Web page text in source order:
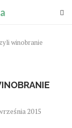
winobranie
2015